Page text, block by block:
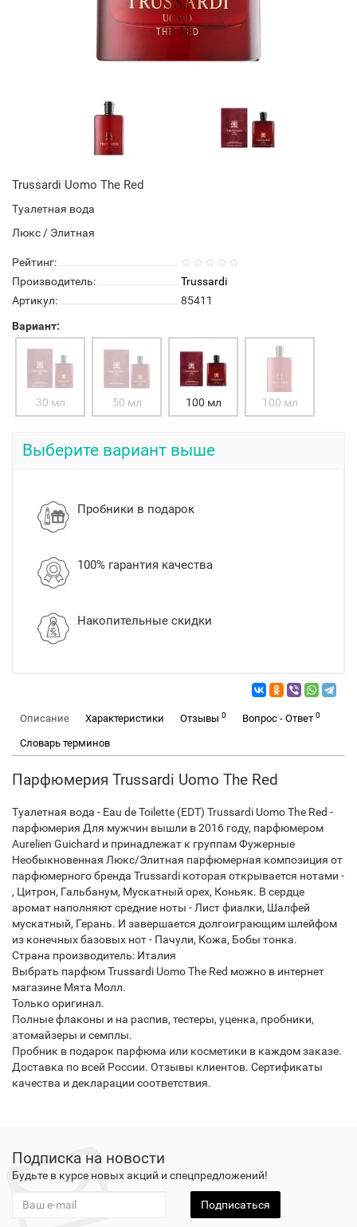
Trussardi Uomo The Red
Туалетная вода
Люкс / Элитная
Рейтинг:
Производитель:
Trussardi
Артикул:
85411
Вариант:
30 мл 50 мл 100 мл 100 мл
Выберите вариант выше
Пробники в подарок
100% гарантия качества
Накопительные скидки
Описание Характеристики Отзывы 0 Вопрос - Ответ 0
Словарь терминов
Парфюмерия Trussardi Uomo The Red
Туалетная вода - Eau de Toilette (EDT) Trussardi Uomo The Red -
парфюмерия Для мужчин вышли в 2016 году, парфюмером
Aurelien Guichard и принадлежат к группам Фужерные
Необыкновенная Люкс/Элитная парфюмерная композиция от
парфюмерного бренда Trussardi которая открывается нотами -
, Цитрон, Гальбанум, Мускатный орех, Коньяк. В сердце
аромат наполняют средние ноты - Лист фиалки, Шалфей
мускатный, Герань. И завершается долгоиграющим шлейфом
из конечных базовых нот - Пачули, Кожа, Бобы тонка.
Страна производитель: Италия
Выбрать парфюм Trussardi Uomo The Red можно в интернет
магазине Мята Молл.
Только оригинал.
Полные флаконы и на распив, тестеры, уценка, пробники,
атомайзеры и семплы.
Пробник в подарок парфюма или косметики в каждом заказе.
Доставка по всей России. Отзывы клиентов. Сертификаты
качества и декларации соответствия.
Подписка на новости
Будьте в курсе новых акций и спецпредложений!
Подписаться